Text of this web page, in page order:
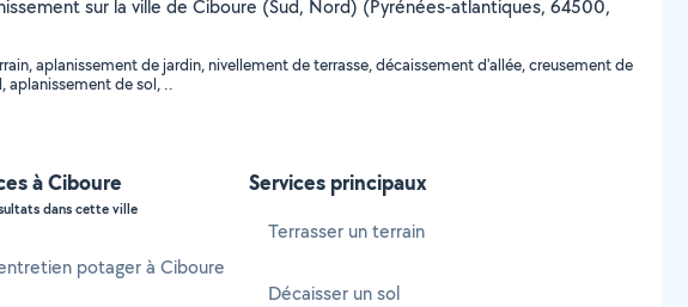
sur la ville de Ciboure (Sud, Nord) (Pyrénées-atlantiques, 64500,
aplanissement de jardin, nivellement de terrasse, décaissement d'allée, creusement de
aplanissement de sol, ..
à Ciboure
dans cette ville
potager à Ciboure
Services principaux
Terrasser un terrain
Décaisser un sol